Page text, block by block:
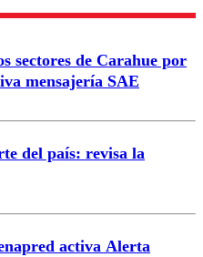
Enviar comentario
sectores de Carahue por
mensajería SAE
del país: revisa la
activa Alerta